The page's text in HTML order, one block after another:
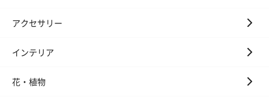
ンク）（1,760円）
ワイト）（
アクセサリー
インテリア
花・植物